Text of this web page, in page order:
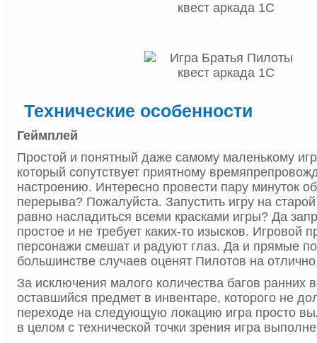
Технические особенности
Геймплей
Простой и понятный даже самому маленькому
который сопутствует приятному
настроению. Интересно провести пару минуток
перерыва? Пожалуйста. Запустить игру на
равно насладиться всеми красками игры? Да
простое и не требует каких-то изысков. Игровой
персонажи смешат и радуют глаз. Да и прямые
большинстве случаев оценят Пилотов на
За исключения малого количества багов ранних
оставшийся предмет в инвентаре, которого не
переходе на следующую локацию игра просто
в целом с технической точки зрения игра